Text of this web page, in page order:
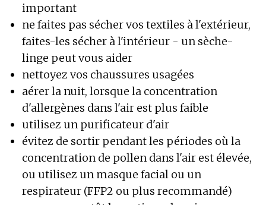
important
ne faites pas sécher vos textiles à l'extérieur,
faites-les sécher à l'intérieur - un sèche-
linge peut vous aider
nettoyez vos chaussures usagées
aérer la nuit, lorsque la concentration
d'allergènes dans l'air est plus faible
utilisez un purificateur d'air
évitez de sortir pendant les périodes où la
concentration de pollen dans l'air est élevée,
ou utilisez un masque facial ou un
respirateur (FFP2 ou plus recommandé)